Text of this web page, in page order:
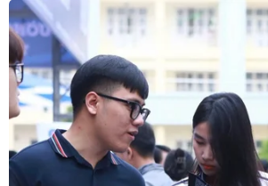
cho thuê các giấy tờ cá nhân có
căn cước công dân, giấy chứng
sổ hộ khẩu, thẻ ngân hàng,
khoản ngân hàng hoặc nhận
của các ngân hàng cho người
Trường hợp có nghi ngờ về hoạt
chiếm đoạt tài sản thì kịp thời